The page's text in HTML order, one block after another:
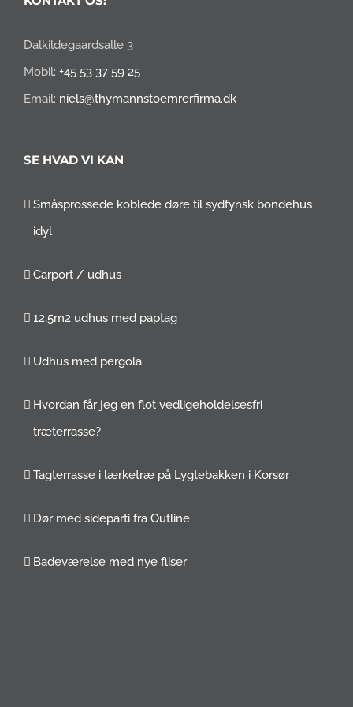
Dalkildegaardsalle 3
Mobil: +45 53 37 59 25
Email: niels@thymannstoemrerfirma.dk
SE HVAD VI KAN
Småsprossede koblede døre til sydfynsk bondehus
idyl
Carport / udhus
12,5m2 udhus med paptag
Udhus med pergola
Hvordan får jeg en flot vedligeholdelsesfri
træterrasse?
Tagterrasse i lærketræ på Lygtebakken i Korsør
Dør med sideparti fra Outline
Badeværelse med nye fliser